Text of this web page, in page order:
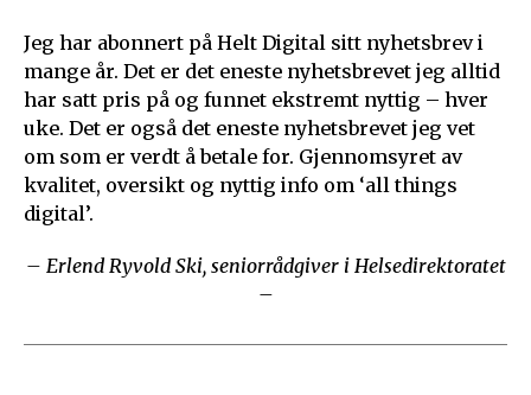
Jeg har abonnert på Helt Digital sitt nyhetsbrev i
mange år. Det er det eneste nyhetsbrevet jeg alltid
har satt pris på og funnet ekstremt nyttig – hver
uke. Det er også det eneste nyhetsbrevet jeg vet
om som er verdt å betale for. Gjennomsyret av
kvalitet, oversikt og nyttig info om ‘all things
digital’.
– Erlend Ryvold Ski, seniorrådgiver i Helsedirektoratet
–